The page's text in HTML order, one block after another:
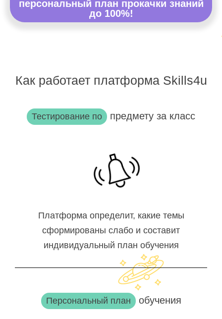
персональный план прокачки знаний
до 100%!
Как работает платформа Skills4u
Тестирование по предмету за класс
Платформа определит, какие темы
сформированы слабо и составит
индивидуальный план обучения
Персональный план обучения